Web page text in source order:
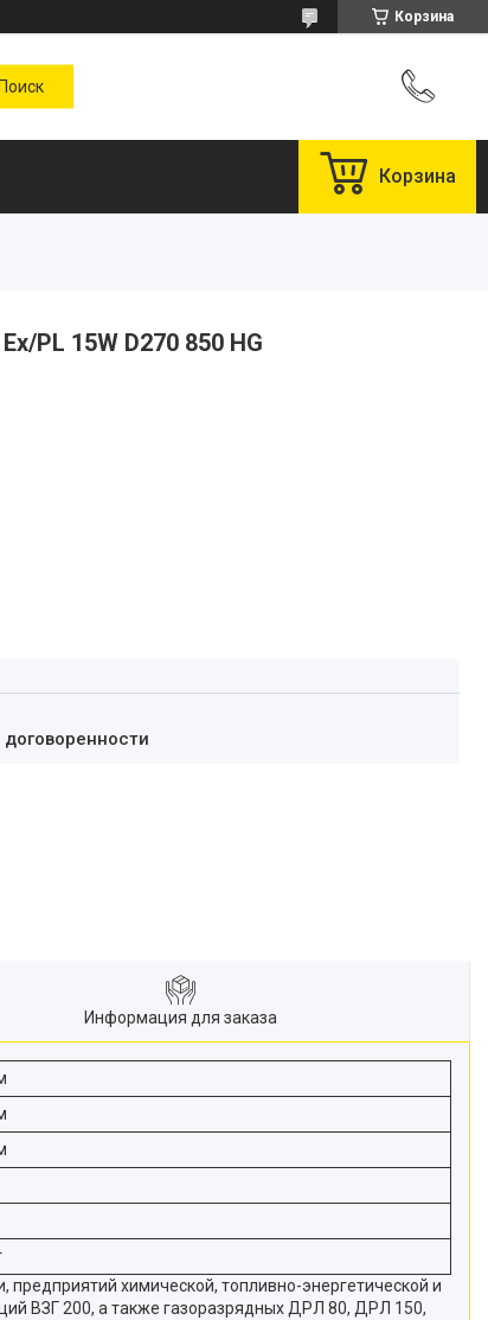
Корзина
Корзина
PL 15W D270 850 HG
договоренности
Информация для заказа
химической, топливно-энергетической и
ВЗГ 200, а также газоразрядных ДРЛ 80, ДРЛ 150,